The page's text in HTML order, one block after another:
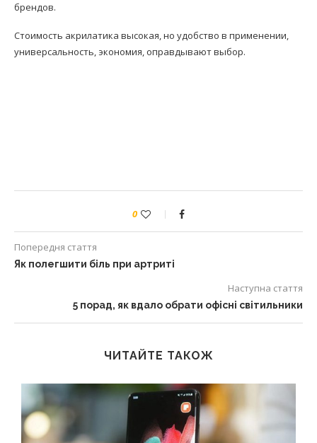
брендов.
Стоимость акрилатика высокая, но удобство в применении,
универсальность, экономия, оправдывают выбор.
0
Попередня стаття
Як полегшити біль при артриті
Наступна стаття
5 порад, як вдало обрати офісні світильники
ЧИТАЙТЕ ТАКОЖ